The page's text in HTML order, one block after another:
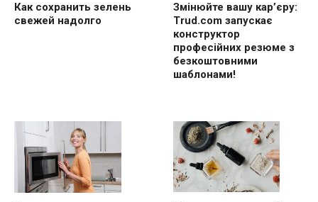
Как сохранить зелень
свежей надолго
Змінюйте вашу кар’єру:
Trud.com запускає
конструктор
професійних резюме з
безкоштовними
шаблонами!